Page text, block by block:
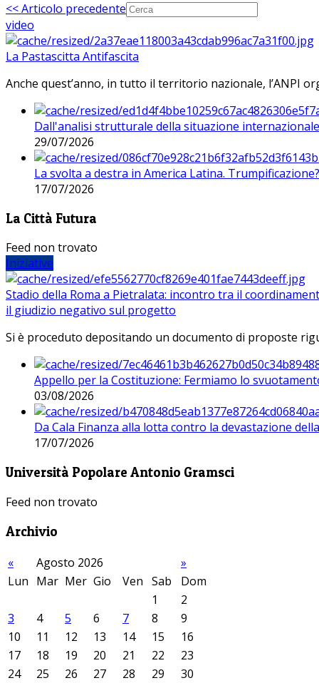
<< Articolo precedente
video
La Pastascitta Antifascita
Anche quest’anno, in tutto il territorio nazionale, l’ANPI
Dall'analisi strutturale della situazione
29/07/2026
La svolta a destra in America Latina. Trumpificazione?
17/07/2026
La Città Futura
Feed non trovato
Iniziative
Stadio della Roma a Pietralata: incontro tra il
il giudizio negativo sul progetto
Si è proceduto depositando un documento di proposte
Appello per la Costituzione: Fermiamo lo
03/08/2026
Da Cala Finanza alla lotta contro la devastazione
17/07/2026
Università Popolare Antonio Gramsci
Feed non trovato
Archivio
« Agosto 2026
»
Lun Mar Mer Gio Ven Sab
Dom
1
2
3
4 5 6 7 8
9
10
11 12 13 14 15
16
17
18 19 20 21 22
23
24
25 26 27 28 29
30